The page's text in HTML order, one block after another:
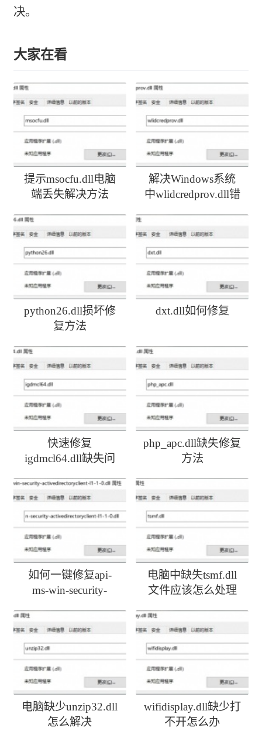
决。
大家在看
提示msocfu.dll电脑
端丢失解决方法
解决Windows系统
中wlidcredprov.dll错
python26.dll损坏修
复方法
dxt.dll如何修复
快速修复
igdmcl64.dll缺失问
php_apc.dll缺失修复
方法
如何一键修复api-
ms-win-security-
电脑中缺失tsmf.dll
文件应该怎么处理
电脑缺少unzip32.dll
怎么解决
wifidisplay.dll缺少打
不开怎么办